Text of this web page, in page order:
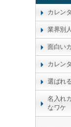
カレン
業界別
面白い
カレン
選ばれ
名入れ
なワケ